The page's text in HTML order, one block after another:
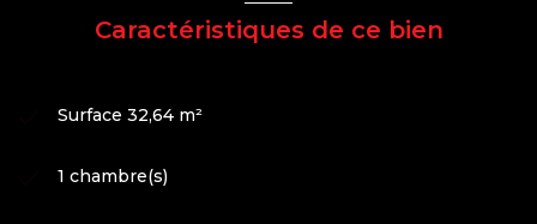
Caractéristiques de ce bien
Surface 32,64 m²
1 chambre(s)